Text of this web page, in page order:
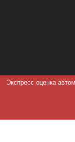
Экспресс оценка